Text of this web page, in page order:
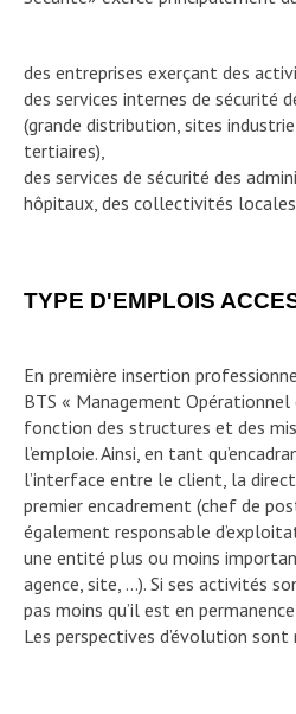
des entreprises exerçant des
des services internes de sécurité
(grande distribution, sites
tertiaires),
des services de sécurité des
hôpitaux, des collectivités
TYPE D'EMPLOIS
En première insertion
BTS « Management Opérationnel
fonction des structures et des
l’emploie. Ainsi, en tant
l’interface entre le client, la
premier encadrement (chef de
également responsable
une entité plus ou moins
agence, site, …). Si ses activités
pas moins qu’il est en
Les perspectives d’évolution sont